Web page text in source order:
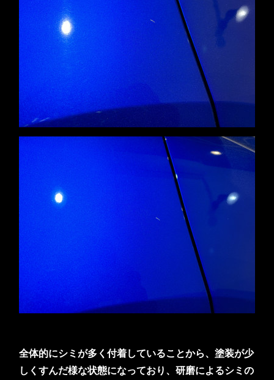
全体的にシミが多く付着していることから、塗装が少
しくすんだ様な状態になっており、研磨によるシミの